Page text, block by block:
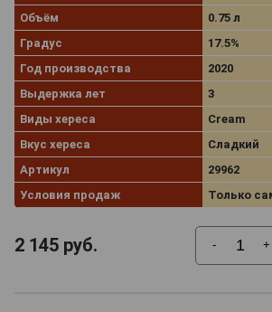
Объём
0.75 л
Градус
17.5%
Год производства
2020
Выдержка лет
3
Виды хереса
Cream
Вкус хереса
Сладкий
Артикул
29962
Условия продаж
Только
2 145 руб. - +